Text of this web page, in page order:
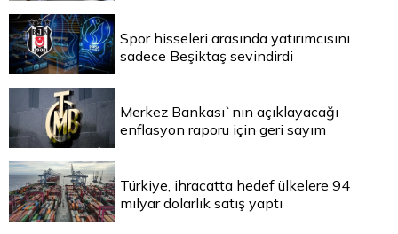
Spor hisseleri arasında yatırımcısını
sadece Beşiktaş sevindirdi
Merkez Bankası`nın açıklayacağı
enflasyon raporu için geri sayım
Türkiye, ihracatta hedef ülkelere 94
milyar dolarlık satış yaptı